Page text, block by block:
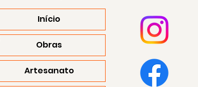
Início
Obras
Artesanato